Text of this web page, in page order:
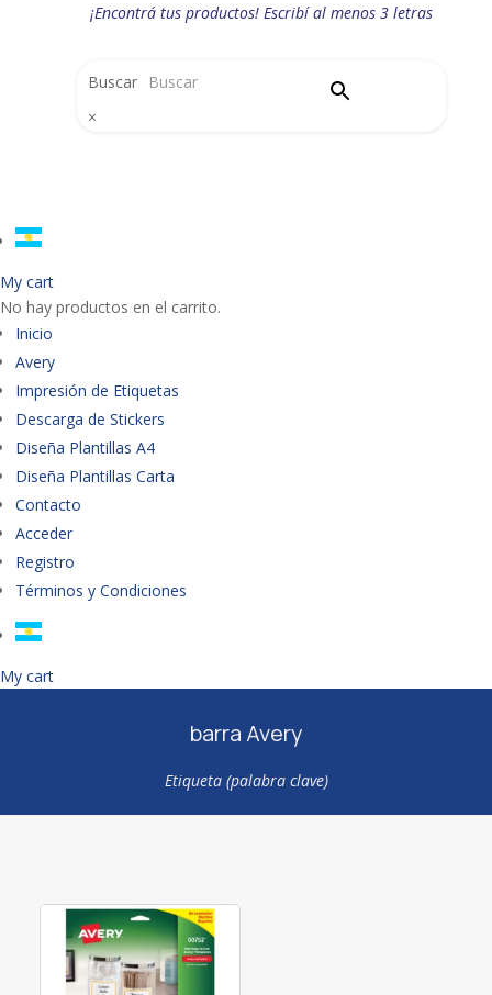
¡Encontrá tus productos! Escribí al menos 3 letras
Buscar
×
My cart
No hay productos en el carrito.
Inicio
Avery
Impresión de Etiquetas
Descarga de Stickers
Diseña Plantillas A4
Diseña Plantillas Carta
Contacto
Acceder
Registro
Términos y Condiciones
My cart
barra Avery
Etiqueta (palabra clave)